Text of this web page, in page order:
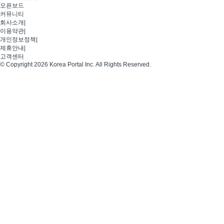
오픈보드
커뮤니티
회사소개
이용약관
개인정보정책
제휴안내
고객센터
© Copyright 2026 Korea Portal Inc. All Rights Reserved.